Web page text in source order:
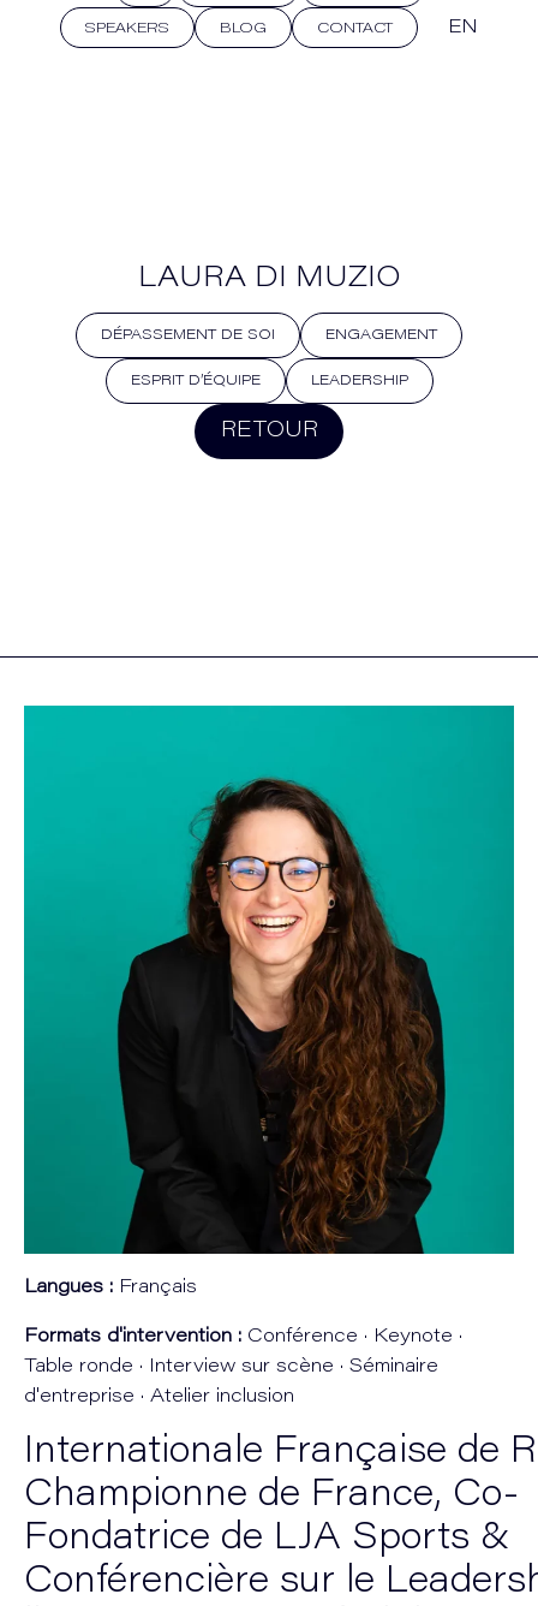
SPEAKERS BLOG CONTACT EN
LAURA DI MUZIO
DÉPASSEMENT DE SOI ENGAGEMENT
ESPRIT D’ÉQUIPE LEADERSHIP
RETOUR
Langues : Français
Formats d'intervention : Conférence · Keynote ·
Table ronde · Interview sur scène · Séminaire
d'entreprise · Atelier inclusion
Internationale Française de
Championne de France, Co-
Fondatrice de LJA Sports &
Conférencière sur le